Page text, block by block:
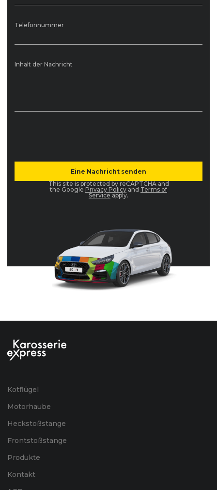
Telefonnummer
Inhalt der Nachricht
This site is protected by reCAPTCHA and
the Google Privacy Policy and Terms of
Service apply.
Kotflügel
Motorhaube
Heckstoßstange
Frontstoßstange
Produkte
Kontakt